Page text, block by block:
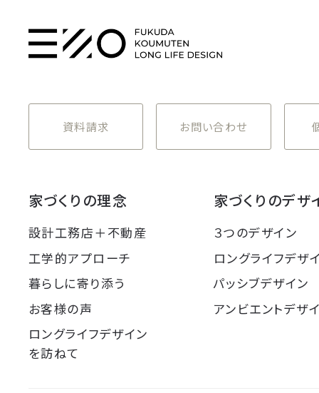
資料請求 お問い合わせ
家づくりの理念
設計工務店＋不動産
工学的アプローチ
暮らしに寄り添う
お客様の声
ロングライフデザイン
を訪ねて
家づくりのデザ
３つのデザイン
ロングライフデザ
パッシブデザイン
アンビエントデザ